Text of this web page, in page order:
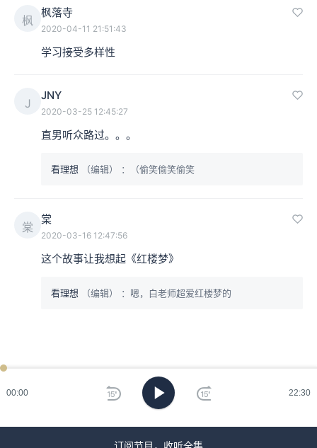
00:00 22:30
枫
枫落寺
2020-04-11 21:51:43
学习接受多样性
J
JNY
2020-03-25 12:45:27
直男听众路过。。。
看理想 （编辑） ：（偷笑偷笑偷笑
棠
棠
2020-03-16 12:47:56
这个故事让我想起《红楼梦》
看理想 （编辑） ：嗯，白老师超爱红楼梦的
订阅节目，收听全集